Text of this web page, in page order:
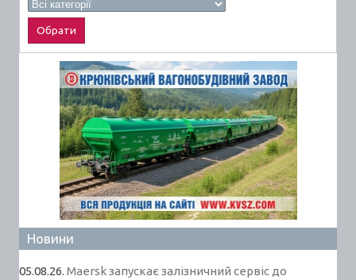
Новини
05.08.26. Maersk запускає залізничний сервіс до